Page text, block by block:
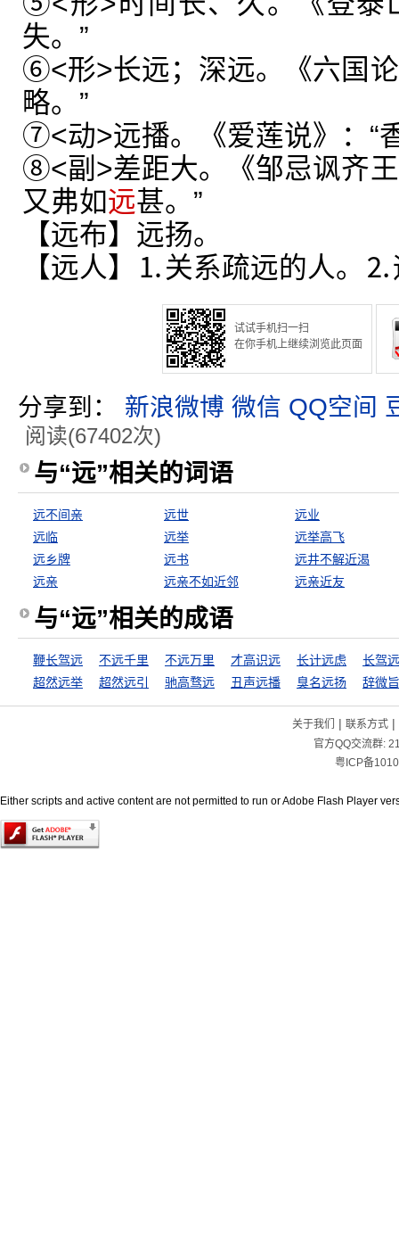
失。”
⑥<形>长远；深远。《六国
略。”
⑦<动>远播。《爱莲说》：“
⑧<副>差距大。《邹忌讽齐
又弗如远甚。”
【远布】远扬。
【远人】⒈关系疏远的人。
试试手机扫一扫
在你手机上继续浏览此页面
分享到： 新浪微博 微信 QQ空间
阅读(67402次)
与“远”相关的词语
远不间亲 远世
远业
远临
远举
远举高飞
远乡牌
远书
远井不解近渴
远亲
远亲不如近邻 远亲近友
与“远”相关的成语
鞭长驾远 不远千里 不远万里 才高识远 长计远虑
长驾
超然远举
超然远引 驰高骛远 丑声远播 臭名远扬 辞微
关于我们 | 联系方式|
官方QQ交流群:
粤ICP备
Either scripts and active content are not permitted to run or Adobe Flash Player